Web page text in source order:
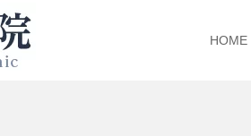
HOME